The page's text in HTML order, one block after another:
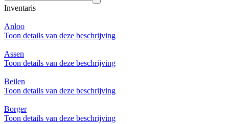
Inventaris
Anloo
Toon details van deze beschrijving
Assen
Toon details van deze beschrijving
Beilen
Toon details van deze beschrijving
Borger
Toon details van deze beschrijving